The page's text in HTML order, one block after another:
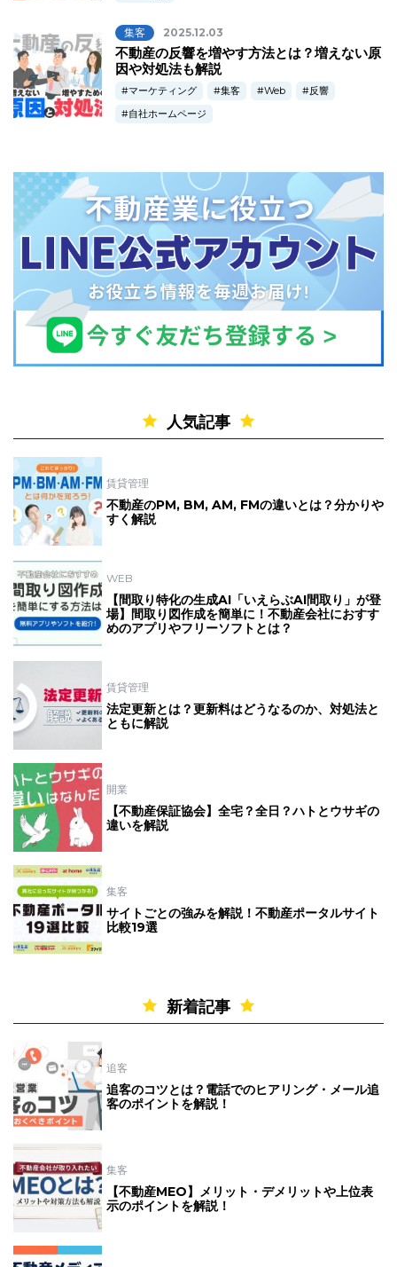
集客 2025.12.03
不動産の反響を増やす方法とは？増えない原
因や対処法も解説
マーケティング 集客 Web
反響
自社ホームページ
人気記事
賃貸管理
不動産のPM, BM, AM, FMの違いとは？分かりや
すく解説
WEB
【間取り特化の生成AI「いえらぶAI間取り」が登
場】間取り図作成を簡単に！不動産会社におすす
めのアプリやフリーソフトとは？
賃貸管理
法定更新とは？更新料はどうなるのか、対処法と
ともに解説
開業
【不動産保証協会】全宅？全日？ハトとウサギの
違いを解説
集客
サイトごとの強みを解説！不動産ポータルサイト
比較19選
新着記事
追客
追客のコツとは？電話でのヒアリング・メール追
客のポイントを解説！
集客
【不動産MEO】メリット・デメリットや上位表
示のポイントを解説！